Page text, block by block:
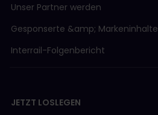
Unser Partner werden
Gesponserte &amp; Markeninhalte
Interrail-Folgenbericht
JETZT LOSLEGEN